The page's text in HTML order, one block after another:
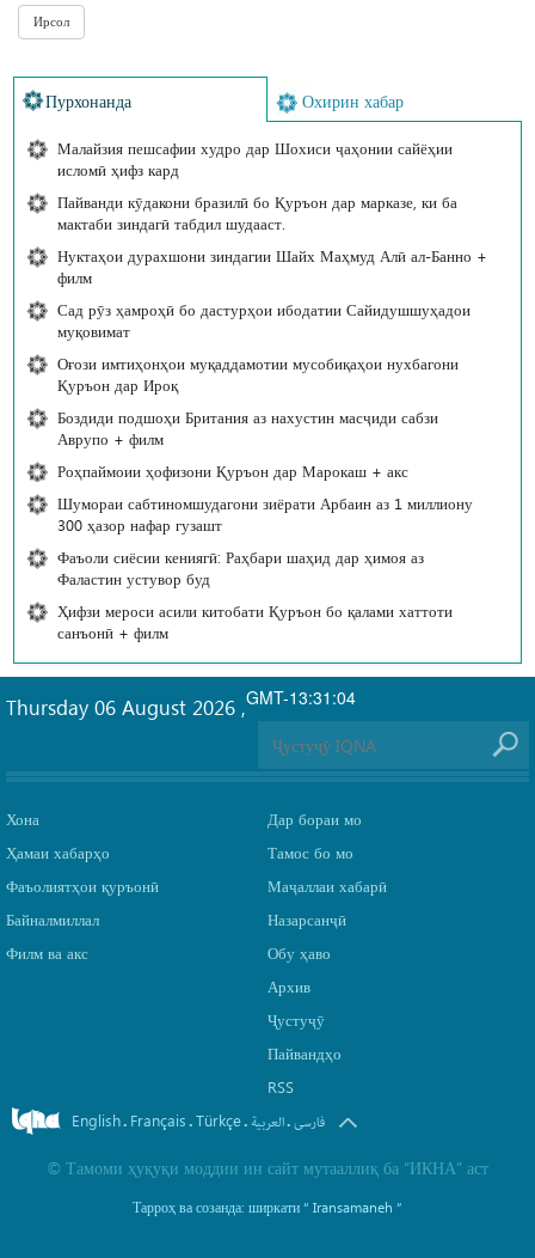
Пурхонанда Охирин хабар
Малайзия пешсафии худро дар Шохиси ҷаҳонии сайёҳии
исломӣ ҳифз кард
Пайванди кӯдакони бразилӣ бо Қуръон дар марказе, ки ба
мактаби зиндагӣ табдил шудааст.
Нуктаҳои дурахшони зиндагии Шайх Маҳмуд Алӣ ал-Банно +
филм
Сад рӯз ҳамроҳӣ бо дастурҳои ибодатии Сайидушшуҳадои
муқовимат
Оғози имтиҳонҳои муқаддамотии мусобиқаҳои нухбагони
Қуръон дар Ироқ
Боздиди подшоҳи Британия аз нахустин масҷиди сабзи
Аврупо + филм
Роҳпаймоии ҳофизони Қуръон дар Марокаш + акс
Шумораи сабтиномшудагони зиёрати Арбаин аз 1 миллиону
300 ҳазор нафар гузашт
Фаъоли сиёсии кениягӣ: Раҳбари шаҳид дар ҳимоя аз
Фаластин устувор буд
Ҳифзи мероси асили китобати Қуръон бо қалами хаттоти
санъонӣ + филм
GMT-13:31:04
Thursday 06 August 2026 ,
Хона
Ҳамаи хабарҳо
Фаъолиятҳои қуръонӣ
Байналмиллал
Филм ва акс
Дар бораи мо
Тамос бо мо
Маҷаллаи хабарӣ
Назарсанҷӣ
Обу ҳаво
Архив
Ҷустуҷӯ
Пайвандҳо
RSS
English. Français.Türkçe. العربیة.فارسی
© Тамоми ҳуқуқи моддии ин сайт мутааллиқ ба “ИКНА” аст
Тарроҳ ва созанда: ширкати“ Iransamaneh ”